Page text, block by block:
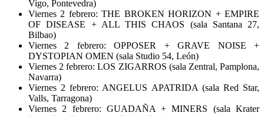
Vigo, Pontevedra)
Viernes 2 febrero: THE BROKEN HORIZON + EMPIRE
OF DISEASE + ALL THIS CHAOS (sala Santana 27,
Bilbao)
Viernes 2 febrero: OPPOSER + GRAVE NOISE +
DYSTOPIAN OMEN (sala Studio 54, León)
Viernes 2 febrero: LOS ZIGARROS (sala Zentral, Pamplona,
Navarra)
Viernes 2 febrero: ANGELUS APATRIDA (sala Red Star,
Valls, Tarragona)
Viernes 2 febrero: GUADAÑA + MINERS (sala Krater